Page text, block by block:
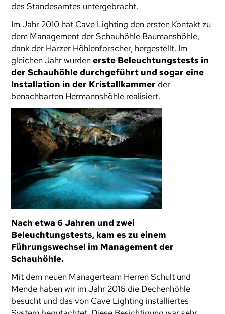
des Standesamtes untergebracht.
Im Jahr 2010 hat Cave Lighting den ersten Kontakt zu
dem Management der Schauhöhle Baumanshöhle,
dank der Harzer Höhlenforscher, hergestellt. Im
gleichen Jahr wurdenerste Beleuchtungstests in
der Schauhöhle durchgeführt und sogar eine
Installation in der Kristallkammer der
benachbarten Hermannshöhle realisiert.
Nach etwa 6 Jahren und zwei
Beleuchtungstests, kam es zu einem
Führungswechsel im Management der
Schauhöhle.
Mit dem neuen Managerteam Herren Schult und
Mende haben wir im Jahr 2016 die Dechenhöhle
besucht und das von Cave Lighting installiertes